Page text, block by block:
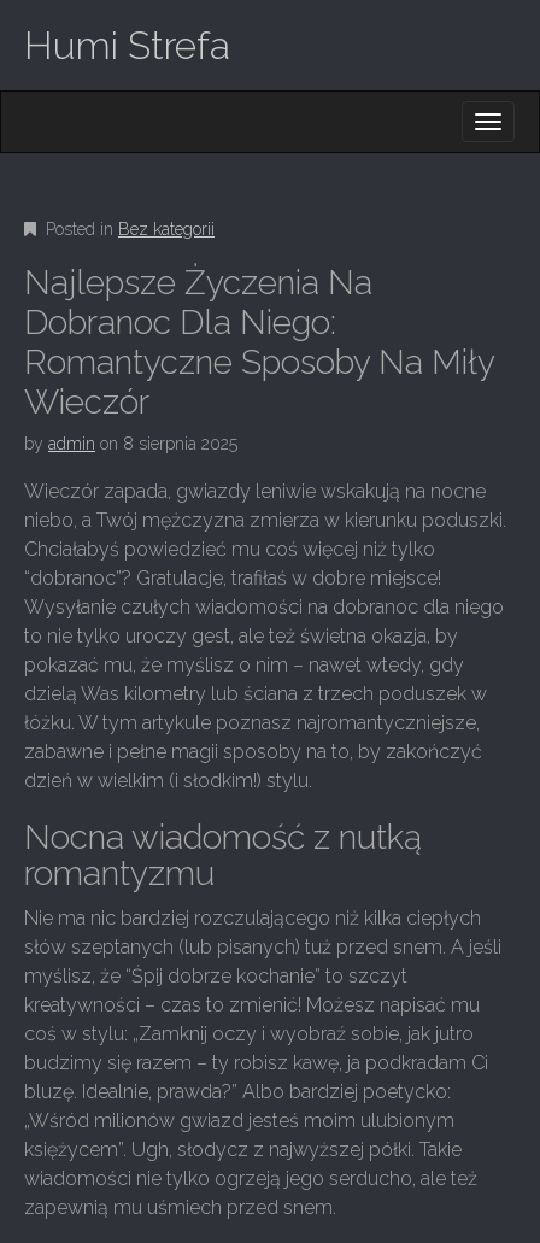
Humi Strefa
M
E
N
U
C
N
T
E
N
T
Posted in Bez kategorii
Najlepsze Życzenia Na
Dobranoc Dla Niego:
Romantyczne Sposoby Na Miły
Wieczór
by admin on 8 sierpnia 2025
Wieczór zapada, gwiazdy leniwie wskakują na nocne
niebo, a Twój mężczyzna zmierza w kierunku poduszki.
Chciałabyś powiedzieć mu coś więcej niż tylko
“dobranoc”? Gratulacje, trafiłaś w dobre miejsce!
Wysyłanie czułych wiadomości na dobranoc dla niego
to nie tylko uroczy gest, ale też świetna okazja, by
pokazać mu, że myślisz o nim – nawet wtedy, gdy
dzielą Was kilometry lub ściana z trzech poduszek w
łóżku. W tym artykule poznasz najromantyczniejsze,
zabawne i pełne magii sposoby na to, by zakończyć
dzień w wielkim (i słodkim!) stylu.
Nocna wiadomość z nutką
romantyzmu
Nie ma nic bardziej rozczulającego niż kilka ciepłych
słów szeptanych (lub pisanych) tuż przed snem. A jeśli
myślisz, że “Śpij dobrze kochanie” to szczyt
kreatywności – czas to zmienić! Możesz napisać mu
coś w stylu: „Zamknij oczy i wyobraź sobie, jak jutro
budzimy się razem – ty robisz kawę, ja podkradam Ci
bluzę. Idealnie, prawda?” Albo bardziej poetycko:
„Wśród milionów gwiazd jesteś moim ulubionym
księżycem”. Ugh, słodycz z najwyższej półki. Takie
wiadomości nie tylko ogrzeją jego serducho, ale też
zapewnią mu uśmiech przed snem.